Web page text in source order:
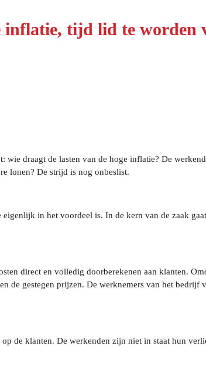
inflatie, tijd lid te worden
wie draagt de lasten van de hoge inflatie? De
lonen? De strijd is nog onbeslist.
in het voordeel is. In de kern van de zaak
direct en volledig doorberekenen aan klanten.
de gestegen prijzen. De werknemers van het
de klanten. De werkenden zijn niet in staat hun